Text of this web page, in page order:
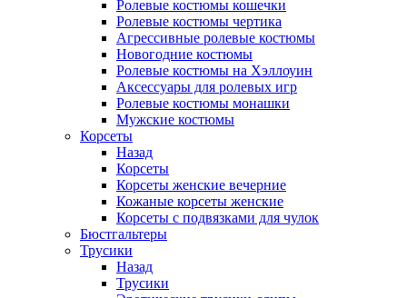
Ролевые костюмы кошечки
Ролевые костюмы чертика
Агрессивные ролевые костюмы
Новогодние костюмы
Ролевые костюмы на Хэллоуин
Аксессуары для ролевых игр
Ролевые костюмы монашки
Мужские костюмы
Корсеты
Назад
Корсеты
Корсеты женские вечерние
Кожаные корсеты женские
Корсеты с подвязками для чулок
Бюстгальтеры
Трусики
Назад
Трусики